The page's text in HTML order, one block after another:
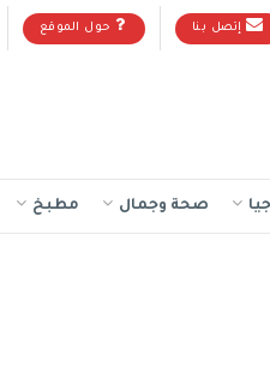
إتصل بنا حول الموقع
صحة وجمال مطبخ